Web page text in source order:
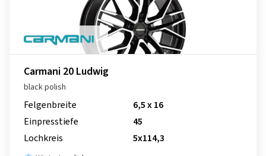
Carmani 20 Ludwig
black polish
Felgenbreite
6,5 x 16
Einpresstiefe
45
Lochkreis
5x114,3